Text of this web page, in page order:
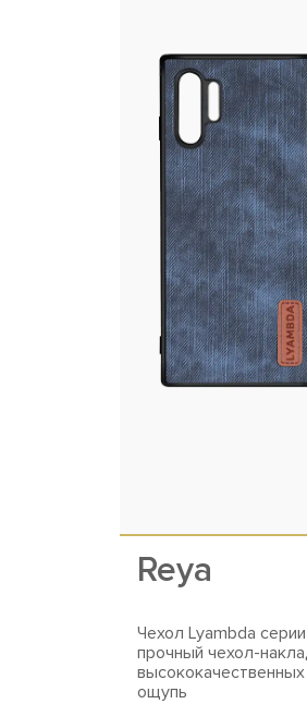
Reya
Чехол Lyambda
прочный чехол-
ощупь